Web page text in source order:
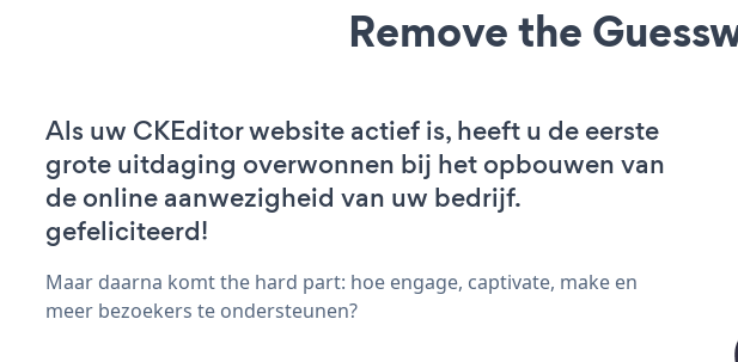
Remove the
Als uw CKEditor website actief is, heeft u de eerste
grote uitdaging overwonnen bij het opbouwen van
de online aanwezigheid van uw bedrijf.
gefeliciteerd!
Maar daarna komt the hard part: hoe engage, captivate, make en
meer bezoekers te ondersteunen?